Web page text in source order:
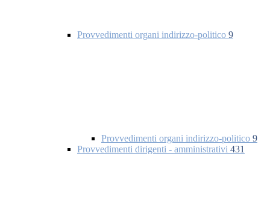
Provvedimenti organi indirizzo-politico 9
Provvedimenti organi indirizzo-politico 9
Provvedimenti dirigenti - amministrativi 431